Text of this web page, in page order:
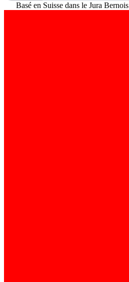
Basé en Suisse dans le Jura Bernois